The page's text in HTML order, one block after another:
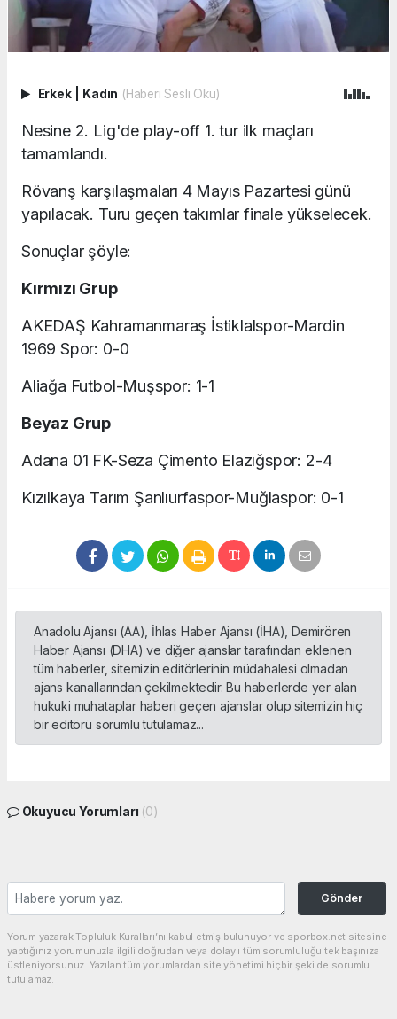
Erkek Kadın (Haberi Sesli Oku)
Nesine 2. Lig'de play-off 1. tur ilk maçları
tamamlandı.
Rövanş karşılaşmaları 4 Mayıs Pazartesi günü
yapılacak. Turu geçen takımlar finale yükselecek.
Sonuçlar şöyle:
Kırmızı Grup
AKEDAŞ Kahramanmaraş İstiklalspor-Mardin
1969 Spor: 0-0
Aliağa Futbol-Muşspor: 1-1
Beyaz Grup
Adana 01 FK-Seza Çimento Elazığspor: 2-4
Kızılkaya Tarım Şanlıurfaspor-Muğlaspor: 0-1
Anadolu Ajansı (AA), İhlas Haber Ajansı (İHA), Demirören
Haber Ajansı (DHA) ve diğer ajanslar tarafından eklenen
tüm haberler, sitemizin editörlerinin müdahalesi olmadan
ajans kanallarından çekilmektedir. Bu haberlerde yer alan
hukuki muhataplar haberi geçen ajanslar olup sitemizin hiç
bir editörü sorumlu tutulamaz...
Okuyucu Yorumları (0)
Gönder
Yorum yazarak Topluluk Kuralları’nı kabul etmiş bulunuyor ve sporbox.net sitesine
yaptığınız yorumunuzla ilgili doğrudan veya dolaylı tüm sorumluluğu tek başınıza
üstleniyorsunuz. Yazılan tüm yorumlardan site yönetimi hiçbir şekilde sorumlu
tutulamaz.